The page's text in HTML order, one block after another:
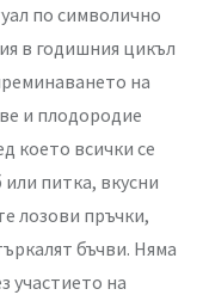
по символично
в годишния цикъл
на
и плодородие
което всички се
или питка, вкусни
лозови пръчки,
бъчви. Няма
участието на